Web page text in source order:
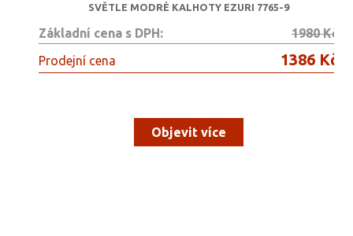
SVĚTLE MODRÉ KALHOTY EZURI 7765-9
Základní cena s DPH:
1980 Kč
Prodejní cena
1386 Kč
Objevit více